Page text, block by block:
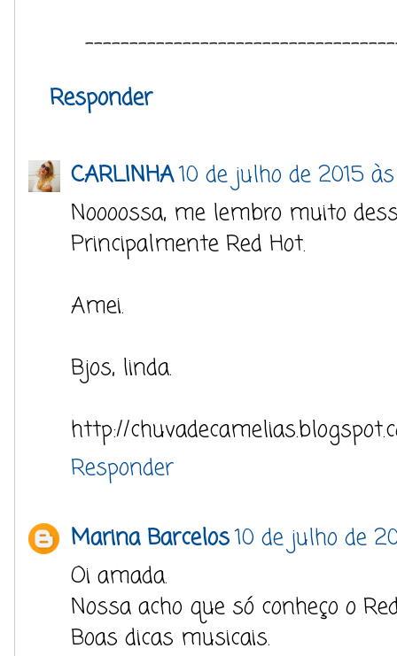
Responder
CARLINHA10 de julho de 2015
Noooossa, me lembro muito
Principalmente Red Hot.
Amei.
Bjos, linda.
http://
Responder
Marina Barcelos10 de julho de
Oi amada.
Nossa acho que só conheço o
Boas dicas musicais.